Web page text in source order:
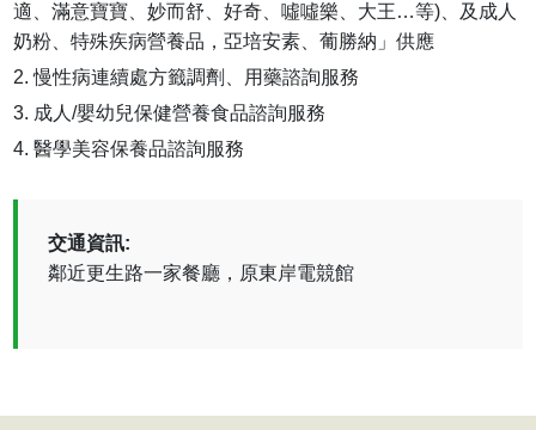
適、滿意寶寶、妙而舒、好奇、噓噓樂、大王…等)、及成人
奶粉、特殊疾病營養品，亞培安素、葡勝納」供應
慢性病連續處方籤調劑、用藥諮詢服務
成人/嬰幼兒保健營養食品諮詢服務
醫學美容保養品諮詢服務
交通資訊:
鄰近更生路一家餐廳，原東岸電競館